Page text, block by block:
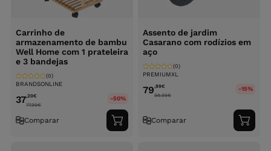
Carrinho de
armazenamento de bambu
Well Home com 1 prateleira
e 3 bandejas
BRANDSONLINE
(0)
37,20€
77.99€
-50%
Comparar
Adicionar
ao
Assento de jardim
Casarano com rodízios em
aço
PREMIUMXL
(0)
79,99€
98.99€
-15%
Comparar
ao